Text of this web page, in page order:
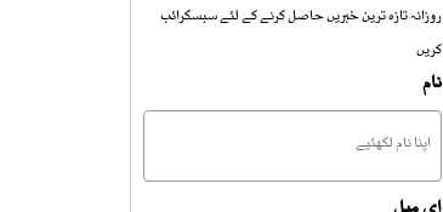
روزانہ تازہ ترین خبریں حاصل کرنے کے لئے سبسکرائب
کریں
نام